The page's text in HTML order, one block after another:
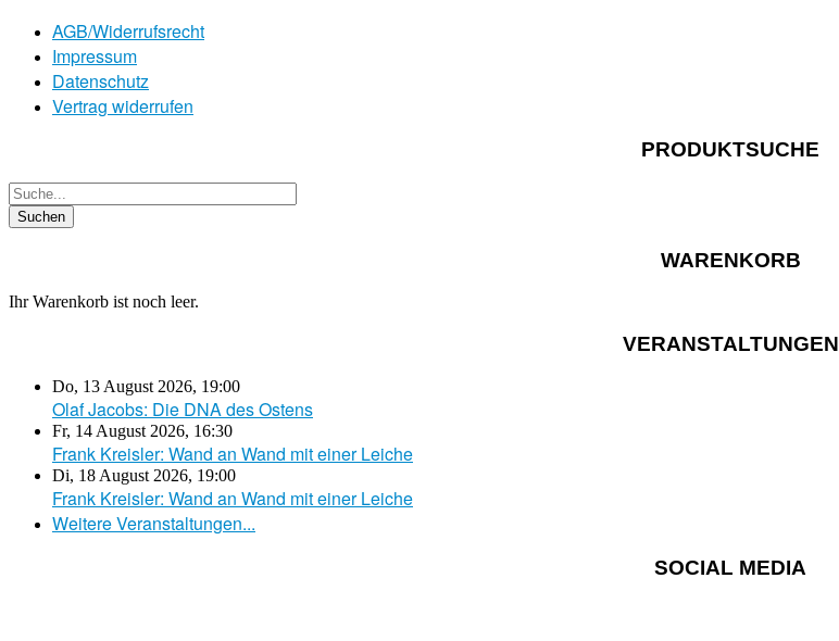
AGB/Widerrufsrecht
Impressum
Datenschutz
Vertrag widerrufen
PRODUKTSUCHE
WARENKORB
Ihr Warenkorb ist noch leer.
VERANSTALTUNGEN
Do, 13 August 2026, 19:00
Olaf Jacobs: Die DNA des Ostens
Fr, 14 August 2026, 16:30
Frank Kreisler: Wand an Wand mit einer Leiche
Di, 18 August 2026, 19:00
Frank Kreisler: Wand an Wand mit einer Leiche
Weitere Veranstaltungen...
SOCIAL MEDIA